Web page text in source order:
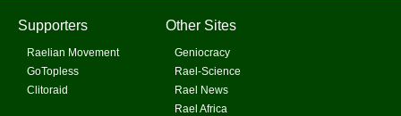
Supporters
Raelian Movement
GoTopless
Clitoraid
Other Sites
Geniocracy
Rael-Science
Rael News
Rael Africa